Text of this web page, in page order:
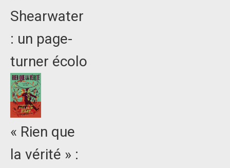
Shearwater
: un page-
turner écolo
« Rien que
la vérité » :